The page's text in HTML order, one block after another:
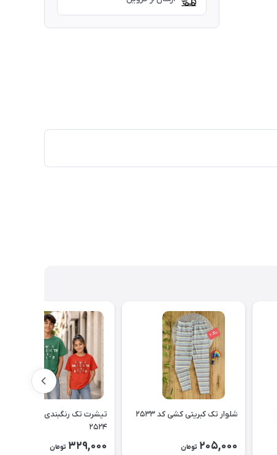
شلوار تک کبریتی کشی کد ۲۵۳۳
205,000 تومان
تیشرت تک رنگبندی اسپرت کد
۲۵۲۴
329,000 تومان